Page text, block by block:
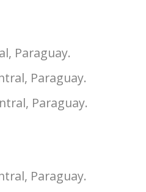
Paraguay.
Paraguay.
Paraguay.
Paraguay.